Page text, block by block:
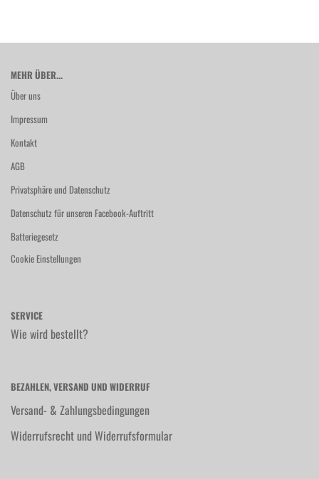
MEHR ÜBER...
Über uns
Impressum
Kontakt
AGB
Privatsphäre und Datenschutz
Datenschutz für unseren Facebook-Auftritt
Batteriegesetz
Cookie Einstellungen
SERVICE
Wie wird bestellt?
BEZAHLEN, VERSAND UND WIDERRUF
Versand- & Zahlungsbedingungen
Widerrufsrecht und Widerrufsformular